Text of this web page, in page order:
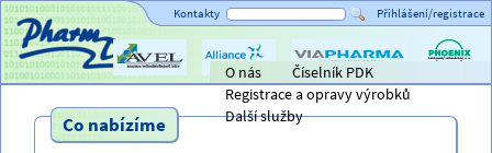
Titulní strana O nás
Číselník PDK
Registrace a opravy výrobků
Další služby
Kontakty Přihlášení/registrace
AVEL Alliance
Healthcare
ViaPharma PHOENIX
Co nabízíme